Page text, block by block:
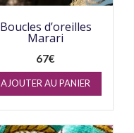
Boucles d’oreilles
Marari
67€
AJOUTER AU PANIER